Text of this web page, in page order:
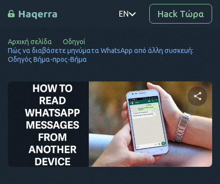
EN
PT
RO
DE
SV
KO
EL
Hack Τώρα
Αρχική σελίδα
Οδηγοί
Πώς να διαβάσετε μηνύματα WhatsApp από άλλη συσκευή:
Οδηγός Βήμα-προς-Βήμα
Μοιραστείτε αυτό το
άρθρο